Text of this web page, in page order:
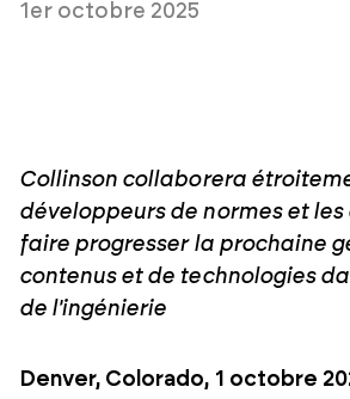
1er octobre 2025
Collinson collaborera
développeurs de normes et
faire progresser la prochaine
contenus et de technologies
de l'ingénierie
Denver, Colorado, 1 octobre